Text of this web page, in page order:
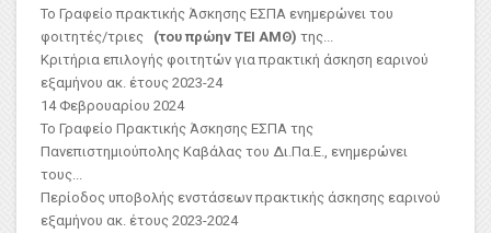
Το Γραφείο πρακτικής Άσκησης ΕΣΠΑ ενημερώνει του
φοιτητές/τριες (του πρώην ΤΕΙ ΑΜΘ) της...
Κριτήρια επιλογής φοιτητών για πρακτική άσκηση εαρινού
εξαμήνου ακ. έτους 2023-24
14 Φεβρουαρίου 2024
Το Γραφείο Πρακτικής Άσκησης ΕΣΠΑ της
Πανεπιστημιούπολης Καβάλας του Δι.Πα.Ε., ενημερώνει
τους...
Περίοδος υποβολής ενστάσεων πρακτικής άσκησης εαρινού
εξαμήνου ακ. έτους 2023-2024